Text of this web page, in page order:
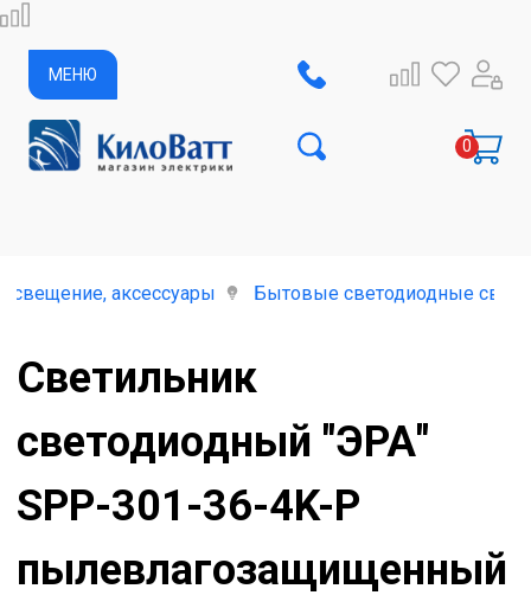
МЕНЮ
аксессуары Бытовые светодиодные
Светильник
светодиодный "ЭРА"
SPP-301-36-4K-P
пылевлагозащищенный